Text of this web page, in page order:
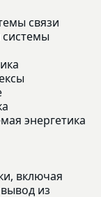
связи
системы
энергетика
включая
из